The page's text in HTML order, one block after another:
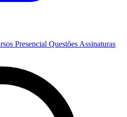
Presencial Questões Assinaturas